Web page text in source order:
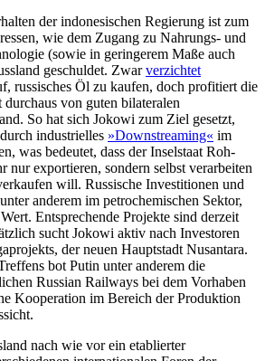
der indonesischen Regierung ist zum
wie dem Zugang zu Nahrungs- und
(sowie in geringerem Maße auch
geschuldet. Zwarverzichtet
russisches Öl zu kaufen, doch profitiert die
von guten bilateralen
So hat sich Jokowi zum Ziel gesetzt,
industrielles »Downstreaming« im
was bedeutet, dass der Inselstaat Roh­
nur exportieren, sondern selbst verarbeiten
will. Russische In­ves­titionen und
anderem im petrochemischen Sektor,
Entsprechen­de Projekte sind derzeit
sucht Jokowi aktiv nach Investo­ren
der neuen Hauptstadt Nusantara.
bot Putin unter anderem die
Russian Railways bei dem Vorhaben
Kooperation im Bereich der Produktion
nach wie vor ein etablierter